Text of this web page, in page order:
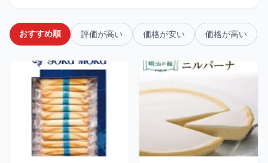
おすすめ順 評価が高い 価格が安い 価格が高い